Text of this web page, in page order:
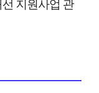
지원사업 관